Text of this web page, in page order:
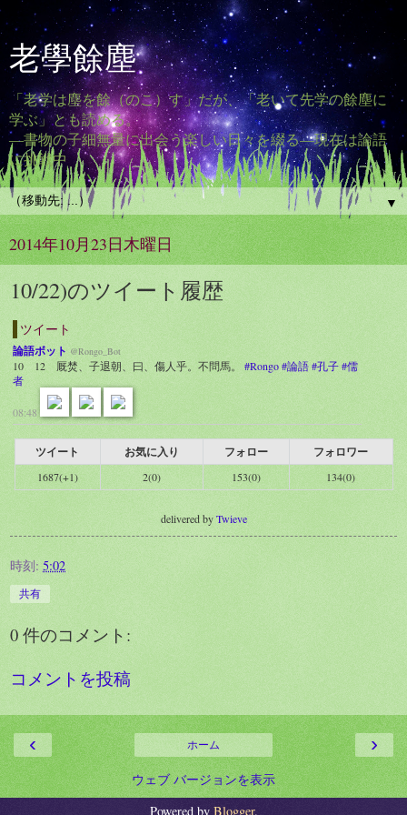
老學餘塵
「老学は塵を餘（のこ）す」だが、「老いて先学の餘塵に
学ぶ」とも読める。
―書物の子細無量に出会う楽しい日々を綴る―現在は論語
に挑戦中
▼
2014年10月23日木曜日
10/22)のツイート履歴
ツイート
論語ボット @Rongo_Bot
10 12 厩焚、子退朝、曰、傷人乎。不問馬。 #Rongo#論語#孔子#儒
者
08:48
ツイート お気に入り フォロー フォロワー
1687(+1) 2(0) 153(0) 134(0)
delivered byTwieve
時刻: 5:02
共有
0 件のコメント:
コメントを投稿
‹ ›
ホーム
ウェブ バージョンを表示
Powered by Blogger.